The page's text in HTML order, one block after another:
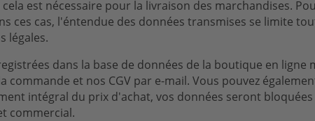
est nécessaire pour la livraison des marchandises.
ces cas, l'éntendue des données transmises se limite
légales.
dans la base de données de la boutique en
commande et nos CGV par e-mail. Vous pouvez
intégral du prix d'achat, vos données seront
commercial.